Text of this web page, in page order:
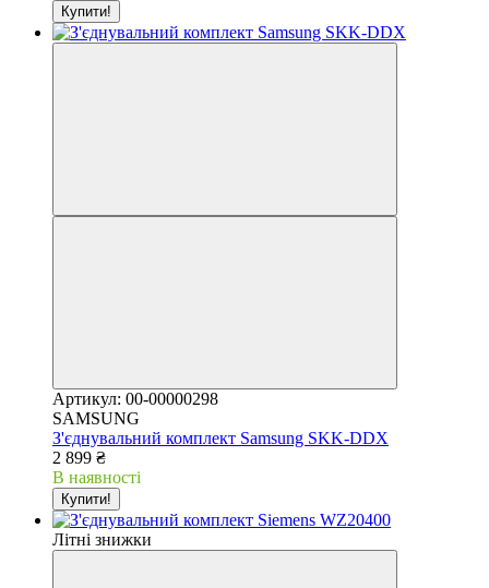
Купити!
Артикул: 00-00000298
SAMSUNG
З'єднувальний комплект Samsung SKK-DDX
2 899 ₴
В наявності
Купити!
Літні знижки